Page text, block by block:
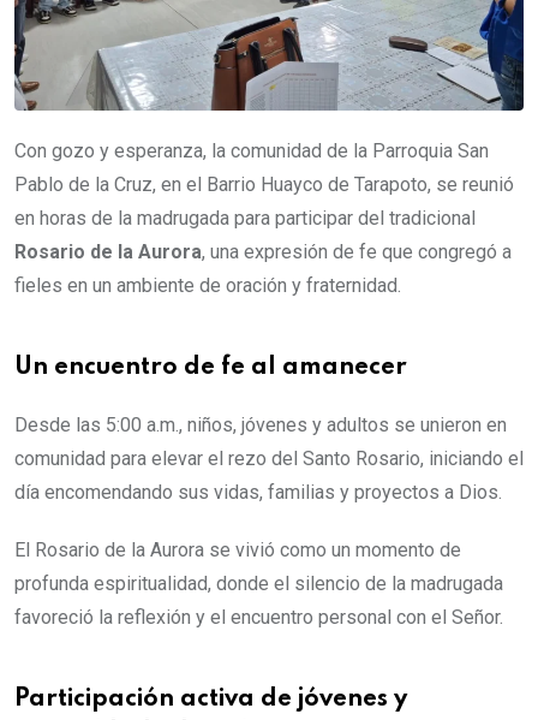
Con gozo y esperanza, la comunidad de la Parroquia San
Pablo de la Cruz, en el Barrio Huayco de Tarapoto, se reunió
en horas de la madrugada para participar del tradicional
Rosario de la Aurora, una expresión de fe que congregó a
fieles en un ambiente de oración y fraternidad.
Un encuentro de fe al amanecer
Desde las 5:00 a.m., niños, jóvenes y adultos se unieron en
comunidad para elevar el rezo del Santo Rosario, iniciando el
día encomendando sus vidas, familias y proyectos a Dios.
El Rosario de la Aurora se vivió como un momento de
profunda espiritualidad, donde el silencio de la madrugada
favoreció la reflexión y el encuentro personal con el Señor.
Participación activa de jóvenes y